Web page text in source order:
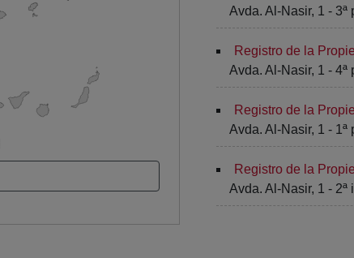
Avda. Al-Nasir, 1 - 3ª
Registro de la
Avda. Al-Nasir, 1 - 4ª
Registro de la
Avda. Al-Nasir, 1 - 1ª
Registro de la
Avda. Al-Nasir, 1 - 2ª